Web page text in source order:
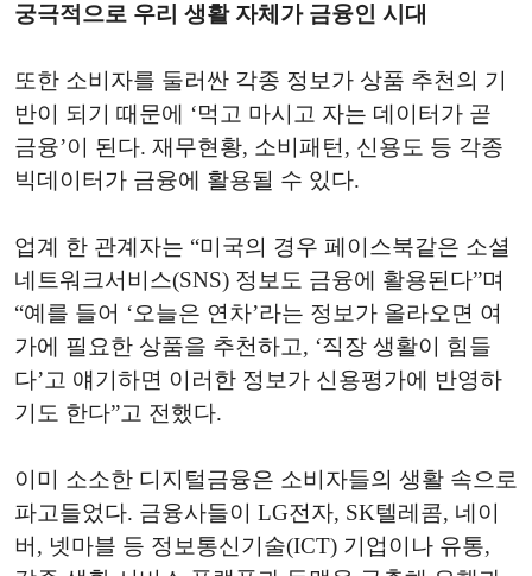
궁극적으로 우리 생활 자체가 금융인 시대
또한 소비자를 둘러싼 각종 정보가 상품 추천의 기
반이 되기 때문에 ‘먹고 마시고 자는 데이터가 곧
금융’이 된다. 재무현황, 소비패턴, 신용도 등 각종
빅데이터가 금융에 활용될 수 있다.
업계 한 관계자는 “미국의 경우 페이스북같은 소셜
네트워크서비스(SNS) 정보도 금융에 활용된다”며
“예를 들어 ‘오늘은 연차’라는 정보가 올라오면 여
가에 필요한 상품을 추천하고, ‘직장 생활이 힘들
다’고 얘기하면 이러한 정보가 신용평가에 반영하
기도 한다”고 전했다.
이미 소소한 디지털금융은 소비자들의 생활 속으로
파고들었다. 금융사들이 LG전자, SK텔레콤, 네이
버, 넷마블 등 정보통신기술(ICT) 기업이나 유통,